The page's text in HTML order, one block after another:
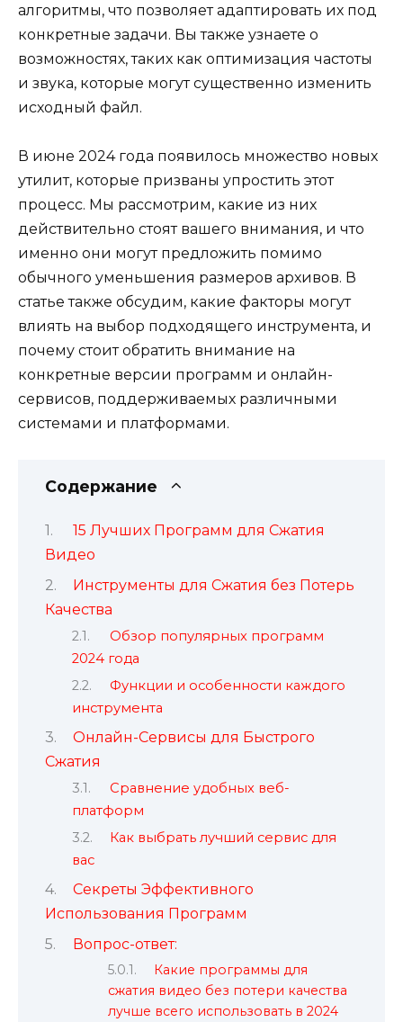
алгоритмы, что позволяет адаптировать их под
конкретные задачи. Вы также узнаете о
возможностях, таких как оптимизация частоты
и звука, которые могут существенно изменить
исходный файл.
В июне 2024 года появилось множество новых
утилит, которые призваны упростить этот
процесс. Мы рассмотрим, какие из них
действительно стоят вашего внимания, и что
именно они могут предложить помимо
обычного уменьшения размеров архивов. В
статье также обсудим, какие факторы могут
влиять на выбор подходящего инструмента, и
почему стоит обратить внимание на
конкретные версии программ и онлайн-
сервисов, поддерживаемых различными
системами и платформами.
Содержание
15 Лучших Программ для Сжатия
Видео
Инструменты для Сжатия без Потерь
Качества
Обзор популярных программ
2024 года
Функции и особенности каждого
инструмента
Онлайн-Сервисы для Быстрого
Сжатия
Сравнение удобных веб-
платформ
Как выбрать лучший сервис для
вас
Секреты Эффективного
Использования Программ
Вопрос-ответ:
Какие программы для
сжатия видео без потери качества
лучше всего использовать в 2024